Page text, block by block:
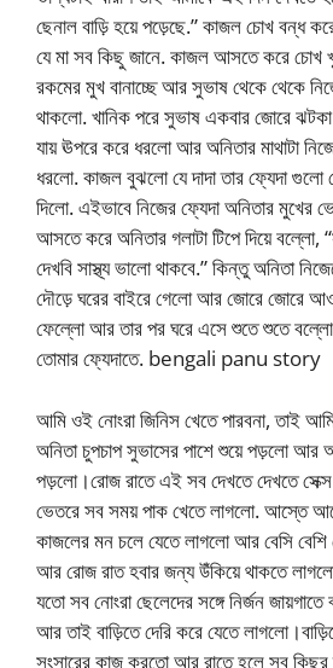
ছেনাল বাড়ি হয়ে পড়েছে.” কাজল চোখ বন্ধ
যে মা সব কিছু জানে. কাজল আসতে করে চোখ
রকমের মুখ বানাচ্ছে আর সুভাষ থেকে থেকে
থাকলো. খানিক পরে সুভাষ একবার জোরে ঝটকা
যায় ঊপরে করে ধরলো আর অনিতার মাথাটা
ধরলো. কাজল বুঝলো যে দাদা তার ফ্যেদা গুলো
দিলো. এইভাবে নিজের ফ্যেদা অনিতার মুখের
আসতে করে অনিতার গলাটা টিপে দিয়ে বল্লো,
দেখবি সাস্থ্য ভালো থাকবে.” কিন্তু অনিতা
দৌড়ে ঘরের বাইরে গেলো আর জোরে জোরে
ফেল্লো আর তার পর ঘরে এসে শুতে শুতে
তোমার ফ্যেদাতে. bengali panu story
আমি ওই নোংরা জিনিস খেতে পারবনা, তাই
অনিতা চুপচাপ সুভাসের পাশে শুয়ে পড়লো আর
পড়লো।রোজ রাতে এই সব দেখতে দেখতে
ভেতরে সব সময় পাক খেতে লাগলো. আস্তে
কাজলের মন চলে যেতে লাগলো আর বেসি বেশি
আর রোজ রাত হবার জন্য উঁকিয়ে থাকতে
যতো সব নোংরা ছেলেদের সঙ্গে নির্জন
আর তাই বাড়িতে দেরি করে যেতে
সংসারের কাজ করতো আর রাতে হলে সব কিছুর